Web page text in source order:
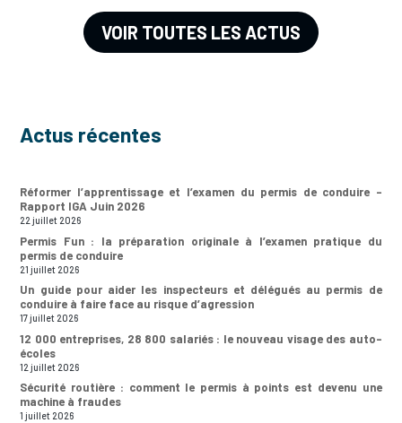
VOIR TOUTES LES ACTUS
Actus récentes
Réformer l’apprentissage et l’examen du permis de conduire –
Rapport IGA Juin 2026
22 juillet 2026
Permis Fun : la préparation originale à l’examen pratique du
permis de conduire
21 juillet 2026
Un guide pour aider les inspecteurs et délégués au permis de
conduire à faire face au risque d’agression
17 juillet 2026
12 000 entreprises, 28 800 salariés : le nouveau visage des auto-
écoles
12 juillet 2026
Sécurité routière : comment le permis à points est devenu une
machine à fraudes
1 juillet 2026